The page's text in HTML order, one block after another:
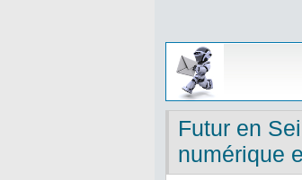
Futur en
numérique